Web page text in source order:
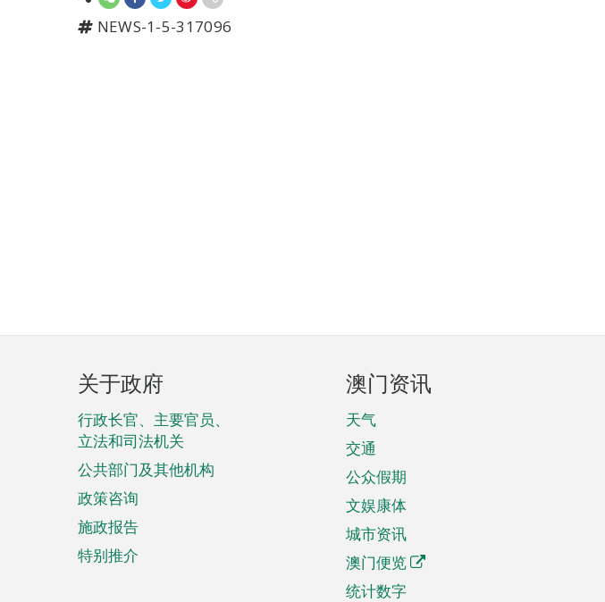
NEWS-1-5-317096
页
脚
菜
单
关于政府
行政长官、主要官员、
立法和司法机关
公共部门及其他机构
政策咨询
施政报告
特别推介
澳门资讯
天气
交通
公众假期
文娱康体
城市资讯
澳门便览
统计数字